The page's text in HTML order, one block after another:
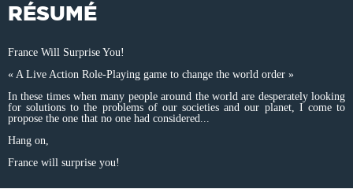
RÉSUMÉ
France Will Surprise You!
« A Live Action Role-Playing game to change the world order »
In these times when many people around the world are desperately looking
for solutions to the problems of our societies and our planet, I come to
propose the one that no one had considered...
Hang on,
France will surprise you!